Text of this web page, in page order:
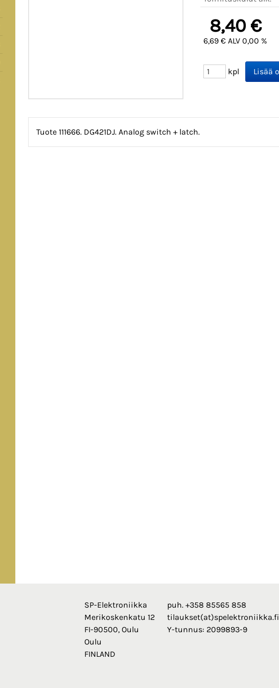
8,40 €
6,69 € ALV 0,00 %
kpl
Tuote 111666. DG421DJ. Analog switch + latch.
SP-Elektroniikka
Merikoskenkatu 12
FI-90500, Oulu
Oulu
FINLAND
puh. +358 85565 858
tilaukset(at)spelektroniikka.fi
Y-tunnus: 2099893-9